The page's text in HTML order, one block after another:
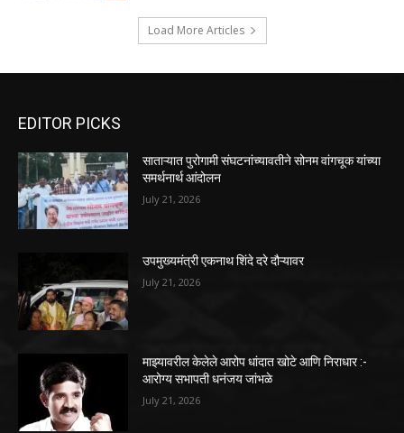
Load More Articles
EDITOR PICKS
साताऱ्यात पुरोगामी संघटनांच्यावतीने सोनम वांगचूक यांच्या
समर्थनार्थ आंदोलन
July 21, 2026
उपमुख्यमंत्री एकनाथ शिंदे दरे दौऱ्यावर
July 21, 2026
माझ्यावरील केलेले आरोप धांदात खोटे आणि निराधार :-
आरोग्य सभापती धनंजय जांभळे
July 21, 2026